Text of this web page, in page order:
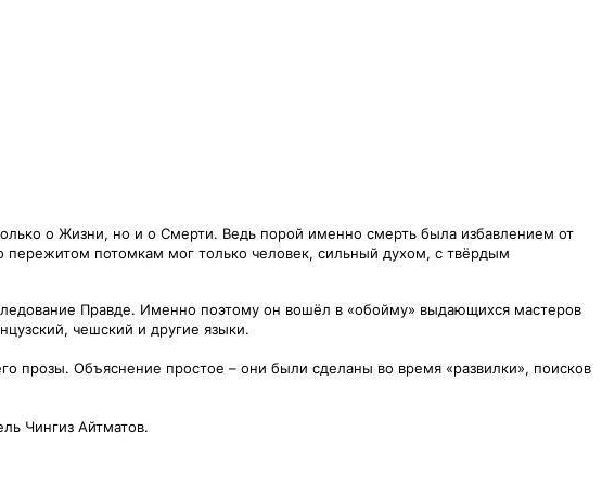
о Жизни, но и о Смерти. Ведь порой именно смерть была избавлением от
потомкам мог только человек, сильный духом, с твёрдым
Правде. Именно поэтому он вошёл в «обойму» выдающихся мастеров
чешский и другие языки.
прозы. Объяснение простое – они были сделаны во время «развилки», поисков
Чингиз Айтматов.